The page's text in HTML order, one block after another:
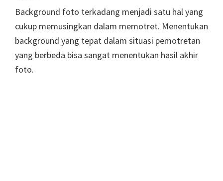
Background foto terkadang menjadi satu hal yang
cukup memusingkan dalam memotret. Menentukan
background yang tepat dalam situasi pemotretan
yang berbeda bisa sangat menentukan hasil akhir
foto.